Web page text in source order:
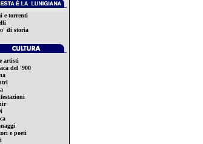
e torrenti
di storia
artisti
del '900
e poeti